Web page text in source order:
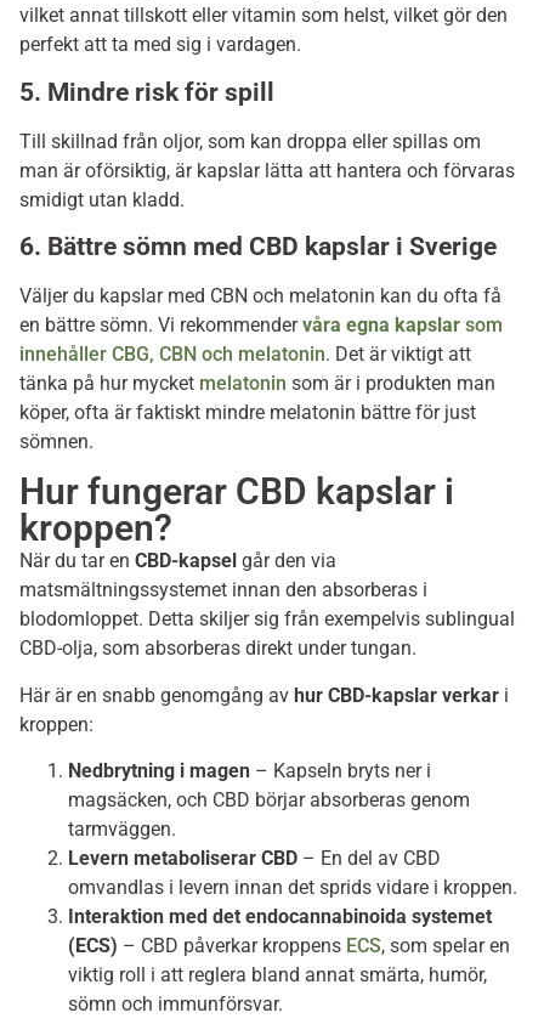
vilket annat tillskott eller vitamin som helst, vilket gör den
perfekt att ta med sig i vardagen.
5. Mindre risk för spill
Till skillnad från oljor, som kan droppa eller spillas om
man är oförsiktig, är kapslar lätta att hantera och förvaras
smidigt utan kladd.
6. Bättre sömn med CBD kapslar i Sverige
Väljer du kapslar med CBN och melatonin kan du ofta få
en bättre sömn. Vi rekommendervåra egna kapslar som
innehåller CBG, CBN och melatonin. Det är viktigt att
tänka på hur mycket melatonin som är i produkten man
köper, ofta är faktiskt mindre melatonin bättre för just
sömnen.
Hur fungerar CBD kapslar i
kroppen?
När du tar enCBD-kapsel går den via
matsmältningssystemet innan den absorberas i
blodomloppet. Detta skiljer sig från exempelvis sublingual
CBD-olja, som absorberas direkt under tungan.
Här är en snabb genomgång avhur CBD-kapslar verkar i
kroppen:
Nedbrytning i magen – Kapseln bryts ner i
magsäcken, och CBD börjar absorberas genom
tarmväggen.
Levern metaboliserar CBD – En del av CBD
omvandlas i levern innan det sprids vidare i kroppen.
Interaktion med det endocannabinoida systemet
(ECS) – CBD påverkar kroppens ECS, som spelar en
viktig roll i att reglera bland annat smärta, humör,
sömn och immunförsvar.